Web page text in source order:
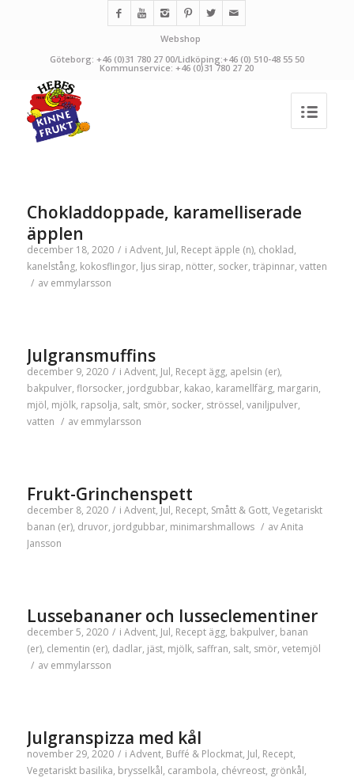
Webshop
Göteborg: +46 (0)31 780 27 00/Lidköping:+46 (0) 510-48 55 50
Kommunservice: +46 (0)31 780 27 20
Chokladdoppade, karamelliserade
äpplen
december 18, 2020 / i Advent, Jul, Recept äpple (n), choklad,
kanelstång, kokosflingor, ljus sirap, nötter, socker, träpinnar, vatten
/ av emmylarsson
Julgransmuffins
december 9, 2020 / i Advent, Jul, Recept ägg, apelsin (er),
bakpulver, florsocker, jordgubbar, kakao, karamellfärg, margarin,
mjöl, mjölk, rapsolja, salt, smör, socker, strössel, vaniljpulver,
vatten / av emmylarsson
Frukt-Grinchenspett
december 8, 2020 / i Advent, Jul, Recept, Smått & Gott, Vegetariskt
banan (er), druvor, jordgubbar, minimarshmallows / avAnita
Jansson
Lussebananer och lusseclementiner
december 5, 2020 / i Advent, Jul, Recept ägg, bakpulver, banan
(er), clementin (er), dadlar, jäst, mjölk, saffran, salt, smör, vetemjöl
/ av emmylarsson
Julgranspizza med kål
november 29, 2020 / i Advent, Buffé & Plockmat, Jul, Recept,
Vegetariskt basilika, brysselkål, carambola, chévreost, grönkål,